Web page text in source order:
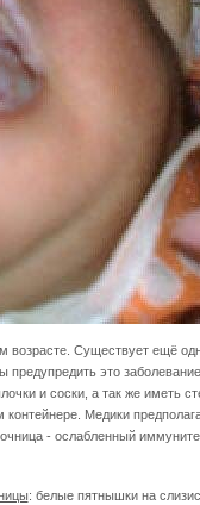
возрасте. Существует ещё
предупредить это
и соски, а так же иметь
Медики
- ослабленный
: белые пятнышки на